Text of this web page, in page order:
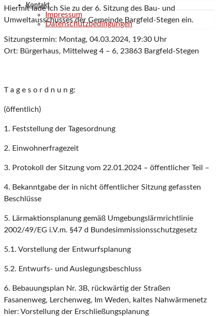
Kontakt
Impressum
Datenschutzbedingungen
Hiermit lade ich Sie zu der 6. Sitzung des Bau- und
Umweltausschusses der Gemeinde Bargfeld-Stegen ein.
Sitzungstermin: Montag, 04.03.2024, 19:30 Uhr
Ort: Bürgerhaus, Mittelweg 4 – 6, 23863 Bargfeld-Stegen
T a g e s o r d n u n g:
(öffentlich)
1. Feststellung der Tagesordnung
2. Einwohnerfragezeit
3. Protokoll der Sitzung vom 22.01.2024 – öffentlicher Teil –
4. Bekanntgabe der in nicht öffentlicher Sitzung gefassten
Beschlüsse
5. Lärmaktionsplanung gemäß Umgebungslärmrichtlinie
2002/49/EG i.V.m. §47 d Bundesimmissionsschutzgesetz
5.1. Vorstellung der Entwurfsplanung
5.2. Entwurfs- und Auslegungsbeschluss
6. Bebauungsplan Nr. 3B, rückwärtig der Straßen
Fasanenweg, Lerchenweg, Im Weden, kaltes Nahwärmenetz
hier: Vorstellung der Erschließungsplanung